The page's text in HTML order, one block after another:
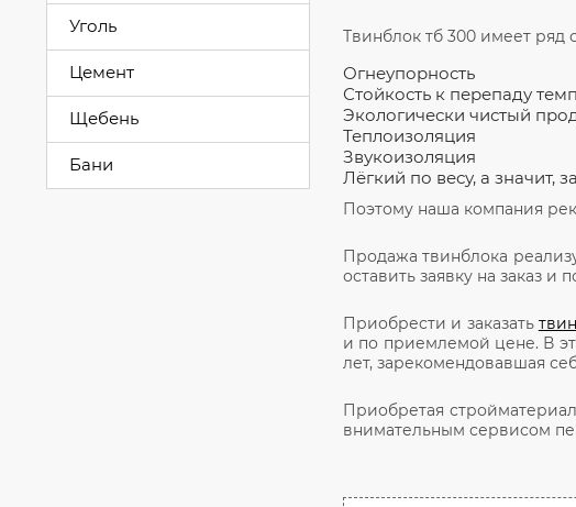
Уголь
Цемент
Щебень
Бани
Твинблок тб 300 имеет ряд
Огнеупорность
Стойкость к перепаду
Экологически чистый
Теплоизоляция
Звукоизоляция
Лёгкий по весу, а значит,
Поэтому наша компания
Продажа твинблока
оставить заявку на заказ и
Приобрести и заказать
и по приемлемой цене. В
лет, зарекомендовавшая
Приобретая
внимательным сервисом